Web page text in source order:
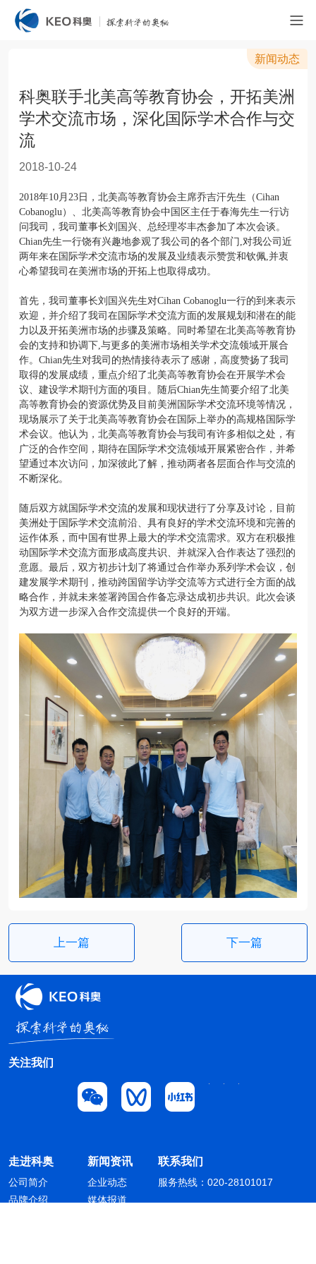
科奥联手北美高等教育协会，开拓美洲
学术交流市场，深化国际学术合作与交
流
2018-10-24
新闻动态
2018年10月 23日，北美高等教育协会主席乔吉汗先生（Cihan
Cobanoglu）、北美高等教育协会中国区主任于春海先生一行访
问我司，我司董事长刘国兴、总经理岑丰杰参加了本次会谈。
Chian先生一行饶有兴趣地参观了我公司的各个部门 ,对我公司近
两年来在国际学术交流市场的发展及业绩表示赞赏和钦佩,并衷
心希望我司在美洲市场的开拓上也取得成功。
首先，我司董事长刘国兴先生对Cihan Cobanoglu一行的到来表示
欢迎，并介绍了我司在国际学术交流方面的发展规划和潜在的能
力以及开拓美洲市场的步骤及策略。同时希望在北美高等教育协
会的支持和协调下,与更多的美洲市场相关学术交流领域开展合
作。 Chian先生对我司的热情接待表示了感谢，高度赞扬了我司
取得的发展成绩，重点介绍了北美高等教育协会在开展学术会
议、建设学术期刊方面的项目。随后Chian先生简要介绍了北美
高等教育协会的资源优势及目前美洲国际学术交流环境等情况，
现场展示了关于北美高等教育协会在国际上举办的高规格国际学
术会议。他认为，北美高等教育协会与我司有许多相似之处，有
广泛的合作空间，期待在国际学术交流领域开展紧密合作，并希
望通过本次访问，加深彼此了解，推动两者各层面合作与交流的
不断深化。
随后双方就国际学术交流的发展和现状进行了分享及讨论，目前
美洲处于国际学术交流前沿、具有良好的学术交流环境和完善的
运作体系，而中国有世界上最大的学术交流需求。双方在积极推
动国际学术交流方面形成高度共识、并就深入合作表达了强烈的
意愿。最后，双方初步计划了将通过合作举办系列学术会议，创
建发展学术期刊，推动跨国留学访学交流等方式进行全方面的战
略合作，并就未来签署跨国合作备忘录达成初步共识。此次会谈
为双方进一步深入合作交流提供一个良好的开端。
上一篇 下一篇
关注我们
走进科奥
公司简介
品牌介绍
新闻资讯
企业动态
媒体报道
联系我们
服务热线：020-28101017